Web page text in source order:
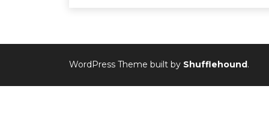
WordPress Theme built by Shufflehound .